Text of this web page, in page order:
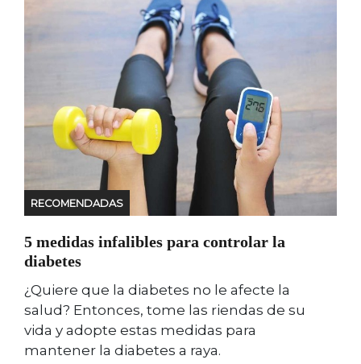
RECOMENDADAS
5 medidas infalibles para controlar la
diabetes
¿Quiere que la diabetes no le afecte la
salud? Entonces, tome las riendas de su
vida y adopte estas medidas para
mantener la diabetes a raya.